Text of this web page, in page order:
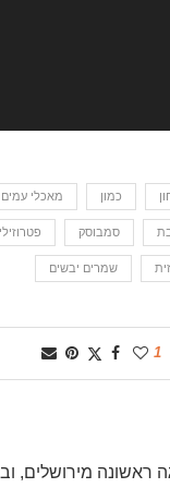
כמון מאכלי עמים
סמבוסק
שמרים יבשים
1
ל3 ילדים, שף דרגה ראשונה